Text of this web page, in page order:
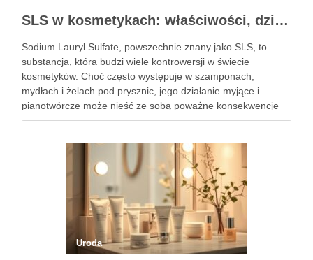
SLS w kosmetykach: właściwości, działanie i skutki uboczne
Sodium Lauryl Sulfate, powszechnie znany jako SLS, to
substancja, która budzi wiele kontrowersji w świecie
kosmetyków. Choć często występuje w szamponach,
mydłach i żelach pod prysznic, jego działanie myjące i
pianotwórcze może nieść ze sobą poważne konsekwencje
dla zdrowia skóry i włosów. SLS, mimo że jest efektywnym
Uroda